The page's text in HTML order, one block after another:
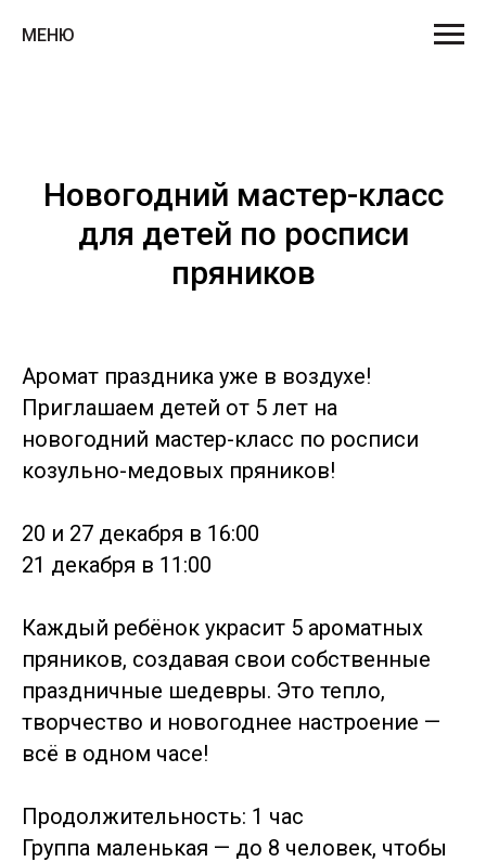
МЕНЮ
Новогодний мастер-класс
для детей по росписи
пряников
Аромат праздника уже в воздухе!
Приглашаем детей от 5 лет на
новогодний мастер-класс по росписи
козульно-медовых пряников!
20 и 27 декабря в 16:00
21 декабря в 11:00
Каждый ребёнок украсит 5 ароматных
пряников, создавая свои собственные
праздничные шедевры. Это тепло,
творчество и новогоднее настроение —
всё в одном часе!
Продолжительность: 1 час
Группа маленькая — до 8 человек, чтобы